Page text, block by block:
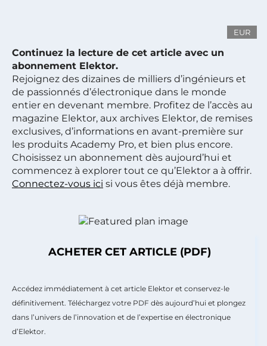
EUR
Continuez la lecture de cet article avec un
abonnement Elektor.
Rejoignez des dizaines de milliers d’ingénieurs et
de passionnés d’électronique dans le monde
entier en devenant membre. Profitez de l’accès au
magazine Elektor, aux archives Elektor, de remises
exclusives, d’informations en avant-première sur
les produits Academy Pro, et bien plus encore.
Choisissez un abonnement dès aujourd’hui et
commencez à explorer tout ce qu’Elektor a à offrir.
Connectez-vous ici si vous êtes déjà membre.
ACHETER CET ARTICLE (PDF)
Accédez immédiatement à cet article Elektor et conservez-le
définitivement. Téléchargez votre PDF dès aujourd’hui et plongez
dans l’univers de l’innovation et de l’expertise en électronique
d’Elektor.